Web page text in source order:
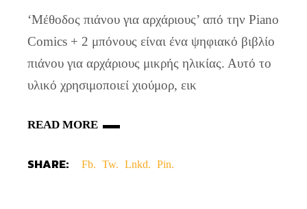
‘Μέθοδος πιάνου για αρχάριους’ από την Piano
Comics + 2 μπόνους είναι ένα ψηφιακό βιβλίο
πιάνου για αρχάριους μικρής ηλικίας. Αυτό το
υλικό χρησιμοποιεί χιούμορ, εικ
READ MORE
SHARE: Fb. Tw. Lnkd. Pin.